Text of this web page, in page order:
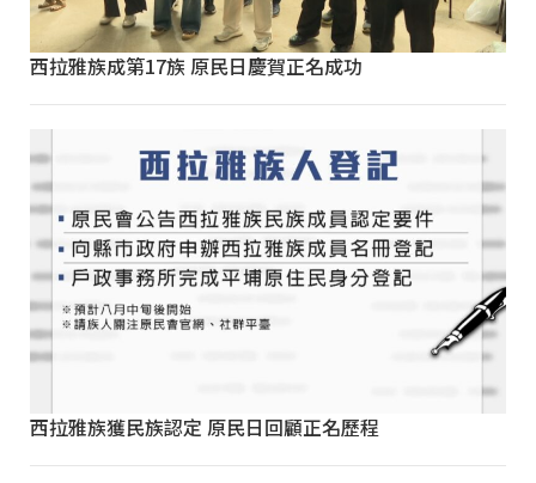
西拉雅族成第17族 原民日慶賀正名成功
西拉雅族獲民族認定 原民日回顧正名歷程